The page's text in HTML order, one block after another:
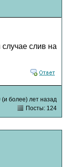
слив на
(и более) лет назад
Посты: 124